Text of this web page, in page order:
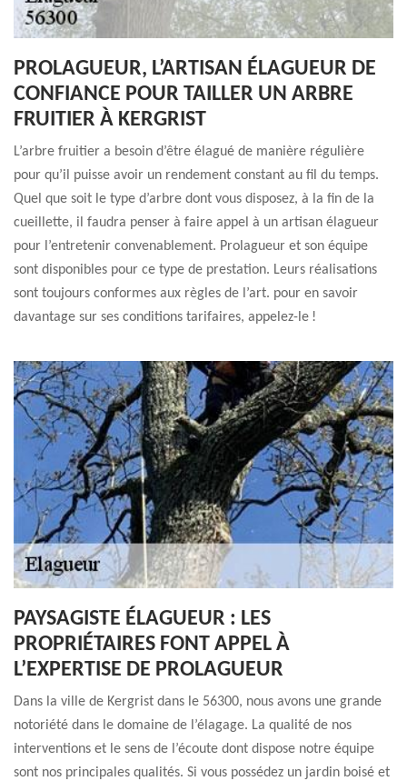
PROLAGUEUR, L’ARTISAN ÉLAGUEUR DE
CONFIANCE POUR TAILLER UN ARBRE
FRUITIER À KERGRIST
L’arbre fruitier a besoin d’être élagué de manière régulière
pour qu’il puisse avoir un rendement constant au fil du temps.
Quel que soit le type d’arbre dont vous disposez, à la fin de la
cueillette, il faudra penser à faire appel à un artisan élagueur
pour l’entretenir convenablement. Prolagueur et son équipe
sont disponibles pour ce type de prestation. Leurs réalisations
sont toujours conformes aux règles de l’art. pour en savoir
davantage sur ses conditions tarifaires, appelez-le !
PAYSAGISTE ÉLAGUEUR : LES
PROPRIÉTAIRES FONT APPEL À
L’EXPERTISE DE PROLAGUEUR
Dans la ville de Kergrist dans le 56300, nous avons une grande
notoriété dans le domaine de l’élagage. La qualité de nos
interventions et le sens de l’écoute dont dispose notre équipe
sont nos principales qualités. Si vous possédez un jardin boisé et